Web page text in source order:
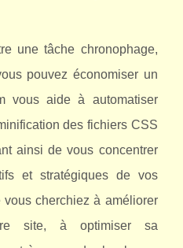
une tâche chronophage,
pouvez économiser un
vous aide à automatiser
des fichiers CSS
ainsi de vous concentrer
et stratégiques de vos
cherchiez à améliorer
site, à optimiser sa